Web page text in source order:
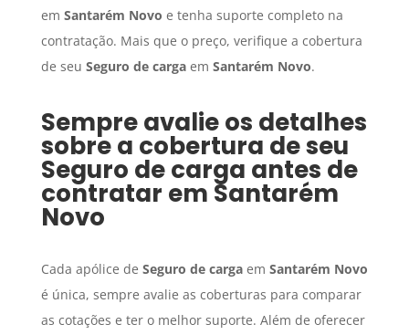
em Santarém Novo e tenha suporte completo na
contratação. Mais que o preço, verifique a cobertura
de seu Seguro de cargaem Santarém Novo.
Sempre avalie os detalhes
sobre a cobertura de seu
Seguro de carga antes de
contratar em Santarém
Novo
Cada apólice de Seguro de cargaem Santarém Novo
é única, sempre avalie as coberturas para comparar
as cotações e ter o melhor suporte. Além de oferecer